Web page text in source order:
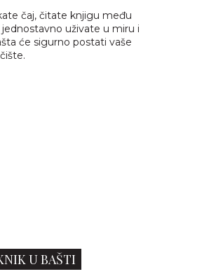
čaj, čitate knjigu među
uživate u miru i
će sigurno postati vaše
U BAŠTI